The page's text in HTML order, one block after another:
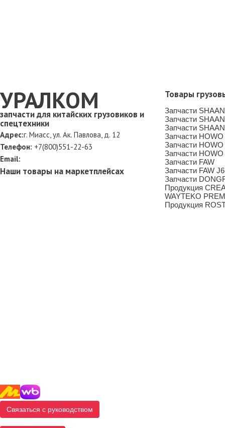
УРАЛКОМ
запчасти для китайских грузовиков и
спецтехники
Адрес:г. Миасс, ул. Ак. Павлова, д. 12
Телефон: +7(800)551-22-63
Email:
Наши товары на маркетплейсах
Связаться с руководством
Товары
Запчасти
Запчасти
Запчасти
Запчасти HOWO
Запчасти
Запчасти HOWO
Запчасти FAW
Запчасти FAW J6
Запчасти
Продукция
WAYTEKO
Продукция